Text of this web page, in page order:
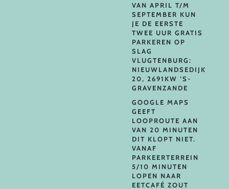
VAN APRIL T/M
SEPTEMBER KUN
JE DE EERSTE
TWEE UUR GRATIS
PARKEREN OP
SLAG
VLUGTENBURG:
NIEUWLANDSEDIJK
20, 2691KW ‘S-
GRAVENZANDE
GOOGLE MAPS
GEEFT
LOOPROUTE AAN
VAN 20 MINUTEN
DIT KLOPT NIET.
VANAF
PARKEERTERREIN
5/10 MINUTEN
LOPEN NAAR
EETCAFÉ ZOUT